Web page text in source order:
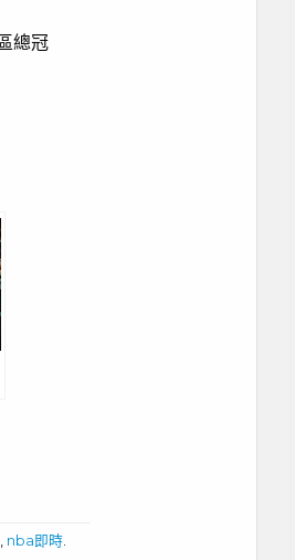
總冠
nba即時